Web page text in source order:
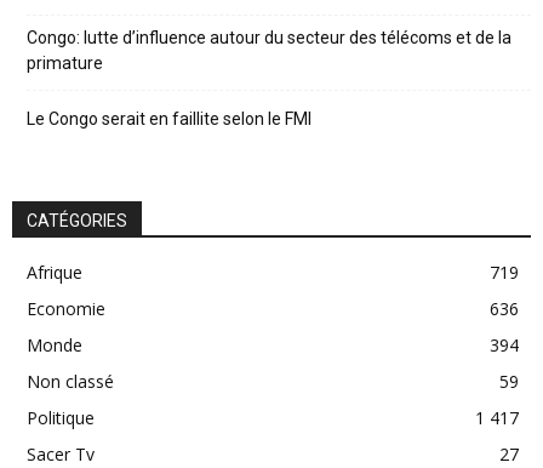
Congo: lutte d’influence autour du secteur des télécoms et de la
primature
Le Congo serait en faillite selon le FMI
CATÉGORIES
Afrique
719
Economie
636
Monde
394
Non classé
59
Politique
1 417
Sacer Tv
27